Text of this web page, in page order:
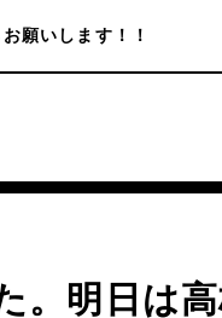
願いします！！
。明日は